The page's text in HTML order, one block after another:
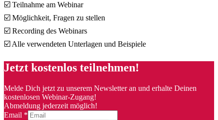
☑️ Teilnahme am Webinar
☑️ Möglichkeit, Fragen zu stellen
☑️ Recording des Webinars
☑️ Alle verwendeten Unterlagen und Beispiele
Jetzt kostenlos teilnehmen!
Melde Dich jetzt zu unserem Newsletter an und erhalte Deinen
kostenlosen Webinar-Zugang!
Abmeldung jederzeit möglich!
Email *